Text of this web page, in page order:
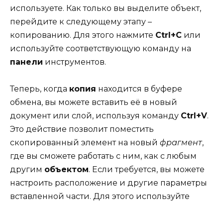
используете. Как только вы выделите объект,
перейдите к следующему этапу –
копированию. Для этого нажмите Ctrl+C или
используйте соответствующую команду на
панели инструментов.
Теперь, когда копия находится в буфере
обмена, вы можете вставить её в новый
документ или слой, используя команду Ctrl+V.
Это действие позволит поместить
скопированный элемент на новый фрагмент,
где вы сможете работать с ним, как с любым
другим объектом. Если требуется, вы можете
настроить расположение и другие параметры
вставленной части. Для этого используйте